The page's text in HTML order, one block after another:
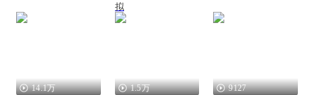
拟
14.1万 1.5万 9127